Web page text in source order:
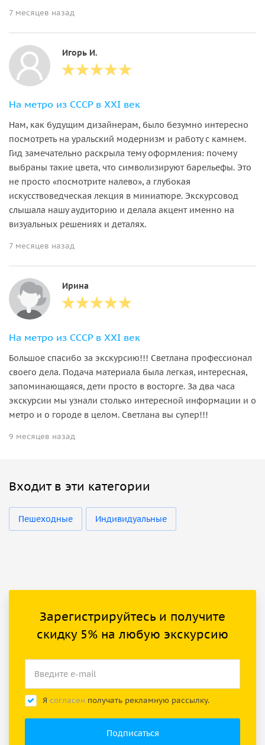
7 месяцев назад
Игорь И.
На метро из СССР в XXI век
Нам, как будущим дизайнерам, было безумно интересно
посмотреть на уральский модернизм и работу с камнем.
Гид замечательно раскрыла тему оформления: почему
выбраны такие цвета, что символизируют барельефы. Это
не просто «посмотрите налево», а глубокая
искусствоведческая лекция в миниатюре. Экскурсовод
слышала нашу аудиторию и делала акцент именно на
визуальных решениях и деталях.
7 месяцев назад
Ирина
На метро из СССР в XXI век
Большое спасибо за экскурсию!!! Светлана профессионал
своего дела. Подача материала была легкая, интересная,
запоминающаяся, дети просто в восторге. За два часа
экскурсии мы узнали столько интересной информации и о
метро и о городе в целом. Светлана вы супер!!!
9 месяцев назад
Входит в эти категории
Пешеходные Индивидуальные
Зарегистрируйтесь и получите
скидку 5% на любую экскурсию
Я согласен получать рекламную рассылку.